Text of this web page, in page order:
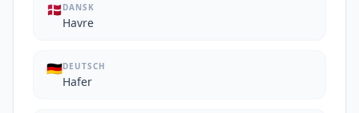
🇩🇰 DANSK
Havre
🇩🇪DEUTSCH
Hafer